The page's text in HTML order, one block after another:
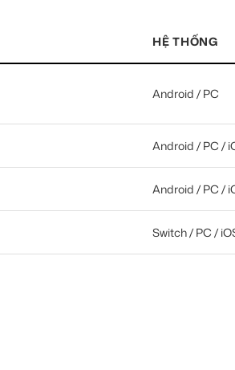
HỆ THỐNG
Android / PC
Android / PC /
Android / PC /
Switch / PC /